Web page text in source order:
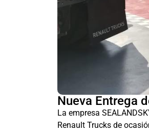
Nueva Entrega
La empresa
Renault Trucks de